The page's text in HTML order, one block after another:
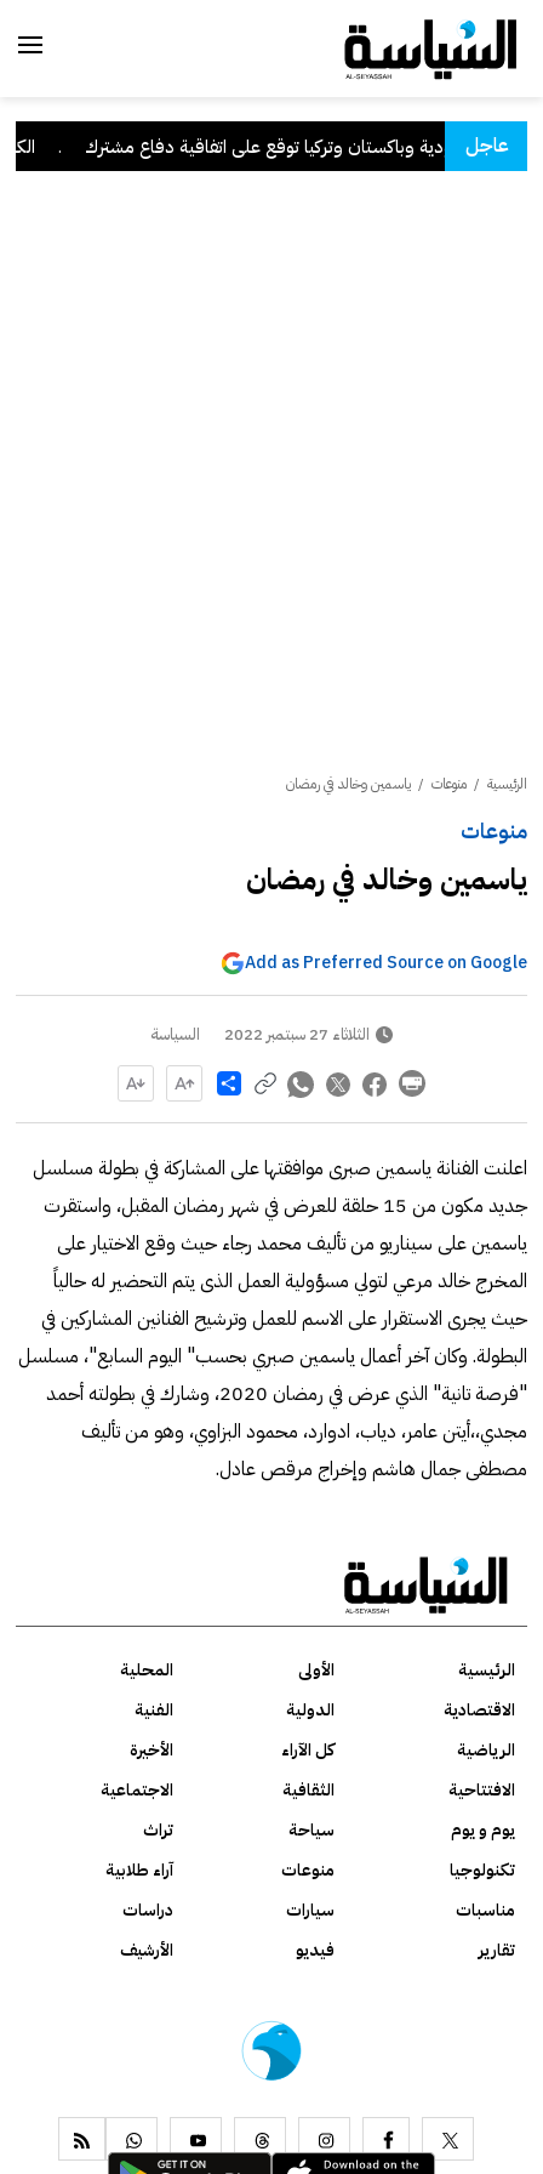
عاجل
السعودية وباكستان وتركيا توقع على اتفاقية دفاع مشترك
الرئيسية / منوعات / ياسمين وخالد في رمضان
منوعات
ياسمين وخالد في رمضان
Add as Preferred Source on Google
الثلاثاء 27 سبتمبر 2022 السياسة
Share
اعلنت الفنانة ياسمين صبرى موافقتها على المشاركة في بطولة مسلسل
جديد مكون من 15 حلقة للعرض في شهر رمضان المقبل، واستقرت
ياسمين على سيناريو من تأليف محمد رجاء حيث وقع الاختيار على
المخرج خالد مرعي لتولي مسؤولية العمل الذى يتم التحضير له حالياً
حيث يجرى الاستقرار على الاسم للعمل وترشيح الفنانين المشاركين في
البطولة. وكان آخر أعمال ياسمين صبري بحسب" اليوم السابع"، مسلسل
"فرصة تانية" الذي عرض في رمضان 2020، وشارك في بطولته أحمد
مجدي،،أيتن عامر، دياب، ادوارد، محمود البزاوي، وهو من تأليف
مصطفى جمال هاشم وإخراج مرقص عادل.
الرئيسية الأولى
المحلية
الاقتصادية
الدولية
الفنية
الرياضية
كل الآراء
الأخيرة
الافتتاحية
الثقافية
الاجتماعية
يوم و يوم
سياحة
تراث
تكنولوجيا
منوعات
آراء طلابية
مناسبات
سيارات
دراسات
تقارير
فيديو الأرشيف